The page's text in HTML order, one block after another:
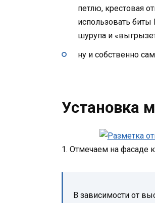
петлю, крестовая
использовать биты
шурупа и
ну и собственно
Установка
1. Отмечаем на фасаде
В зависимости от